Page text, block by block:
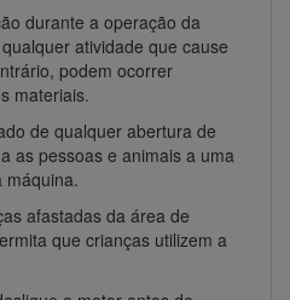
durante a operação da
atividade que cause
podem ocorrer
materiais.
de qualquer abertura de
as pessoas e animais a uma
máquina.
afastadas da área de
que crianças utilizem a